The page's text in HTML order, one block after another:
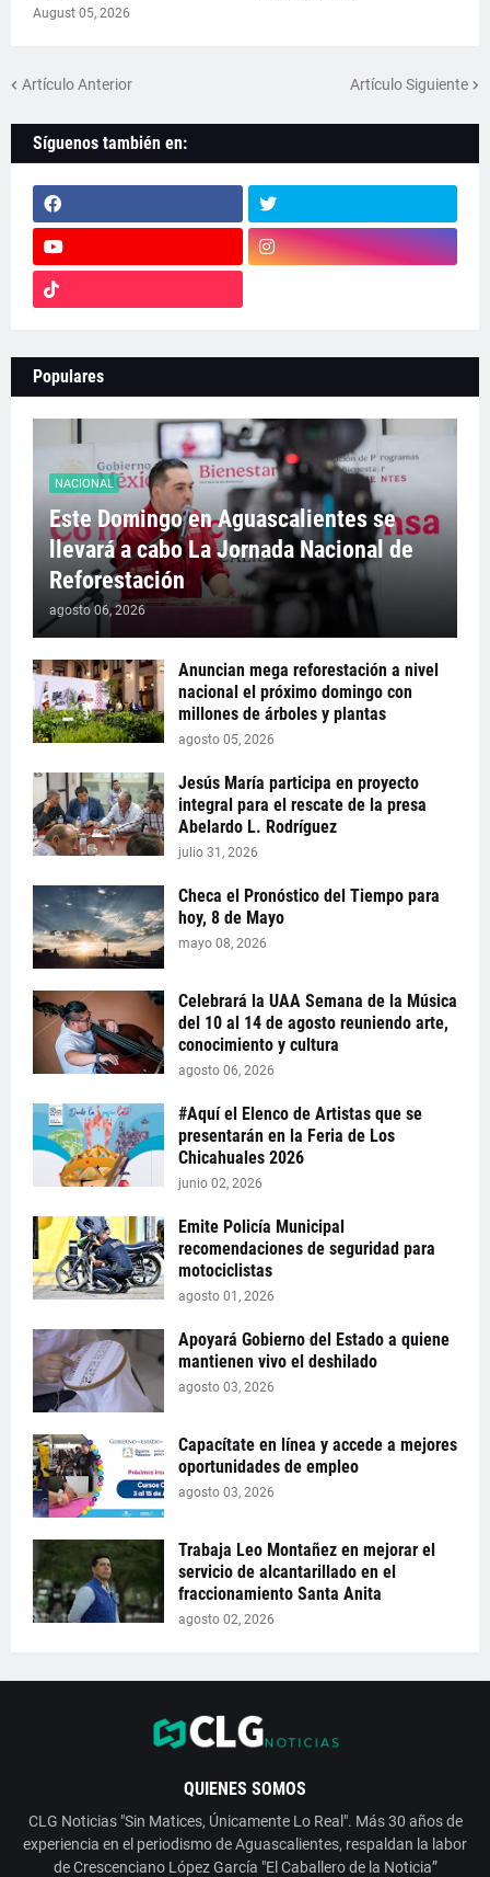
August 05, 2026
Artículo Anterior Artículo Siguiente
Síguenos también en:
Populares
NACIONAL
Este Domingo en Aguascalientes se
llevará a cabo La Jornada Nacional de
Reforestación
agosto 06, 2026
Anuncian mega reforestación a nivel
nacional el próximo domingo con
millones de árboles y plantas
agosto 05, 2026
Jesús María participa en proyecto
integral para el rescate de la presa
Abelardo L. Rodríguez
julio 31, 2026
Checa el Pronóstico del Tiempo para
hoy, 8 de Mayo
mayo 08, 2026
Celebrará la UAA Semana de la Música
del 10 al 14 de agosto reuniendo arte,
conocimiento y cultura
agosto 06, 2026
#Aquí el Elenco de Artistas que se
presentarán en la Feria de Los
Chicahuales 2026
junio 02, 2026
Emite Policía Municipal
recomendaciones de seguridad para
motociclistas
agosto 01, 2026
Apoyará Gobierno del Estado a quiene
mantienen vivo el deshilado
agosto 03, 2026
Capacítate en línea y accede a mejores
oportunidades de empleo
agosto 03, 2026
Trabaja Leo Montañez en mejorar el
servicio de alcantarillado en el
fraccionamiento Santa Anita
agosto 02, 2026
QUIENES SOMOS
CLG Noticias "Sin Matices, Únicamente Lo Real". Más 30 años de
experiencia en el periodismo de Aguascalientes, respaldan la labor
de Crescenciano López García "El Caballero de la Noticia”